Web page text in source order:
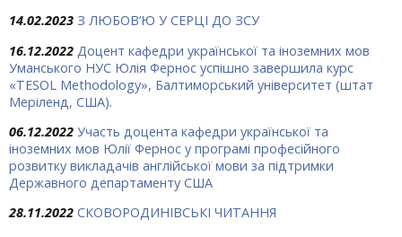
14.02.2023 З ЛЮБОВ’Ю У СЕРЦІ ДО ЗСУ
16.12.2022 Доцент кафедри української та іноземних мов
Уманського НУС Юлія Фернос успішно завершила курс
«TESOL Methodology», Балтиморський університет (штат
Меріленд, США).
06.12.2022 Участь доцента кафедри української та
іноземних мов Юлії Фернос у програмі професійного
розвитку викладачів англійської мови за підтримки
Державного департаменту США
28.11.2022 СКОВОРОДИНІВСЬКІ ЧИТАННЯ